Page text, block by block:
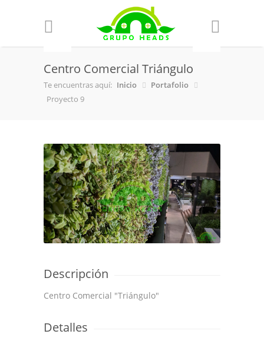
Centro Comercial Triángulo
Te encuentras aquí: Inicio
Portafolio
Proyecto 9
Descripción
Centro Comercial "Triángulo"
Detalles